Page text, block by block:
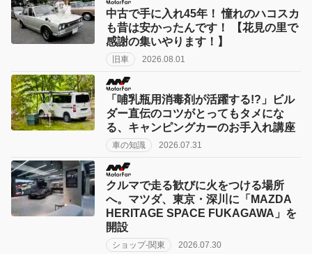
中古で手に入れ45年！ 憧れのハコスカ
も昔は安かったんです！ 【花見の里で
感謝の集いやります！】
旧車 2026.08.01
「哺乳瓶用消毒剤が活躍する!?」ビル
ダー直伝のコツがとってもタメにな
る、キャンピングカーのお手入れ講座
車の知識 2026.07.31
クルマで走る歓びに火をつける場所
へ。マツダ、東京・深川に「MAZDA
HERITAGE SPACE FUKAGAWA」を
開設
ショップ-関東 2026.07.30